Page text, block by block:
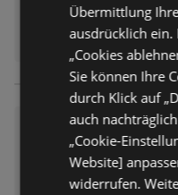
Übermittlung
ausdrücklich
„Cookies
Sie können Ihre
durch Klick auf
auch
„Cookie-
Website]
widerrufen.